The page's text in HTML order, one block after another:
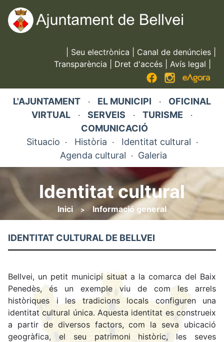
Vés
al
contingut
Seu electrònica Canal de denúncies
Transparència
Dret d'accés Avís legal
L'AJUNTAMENT · EL MUNICIPI · OFICINAL
VIRTUAL · SERVEIS · TURISME ·
COMUNICACIÓ
Situacio · Història · Identitat cultural ·
Agenda cultural · Galeria
Identitat cultural
Fil
d'ariadna
Inici Informació general
IDENTITAT CULTURAL DE BELLVEI
Bellvei, un petit municipi situat a la comarca del Baix
Penedès, és un exemple viu de com les arrels
històriques i les tradicions locals configuren una
identitat cultural única. Aquesta identitat es construeix
a partir de diversos factors, com la seva ubicació
geogràfica, el seu patrimoni històric, les seves